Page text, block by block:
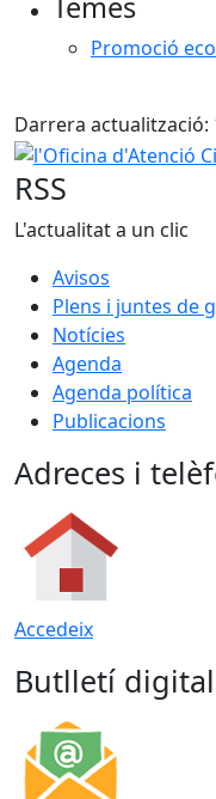
Promoció
Darrera actualització:
l'Oficina d'Atenció
RSS
L'actualitat a un clic
Avisos
Plens i juntes de
Notícies
Agenda
Agenda política
Publicacions
Adreces i
Accedeix
Butlletí digital